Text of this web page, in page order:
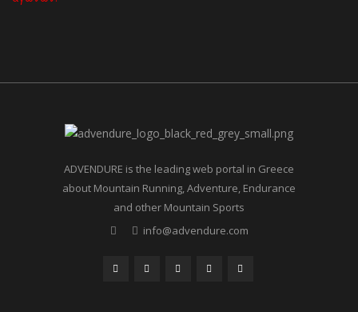
ADVENDURE is the leading web portal in Greece
about Mountain Running, Adventure, Endurance
and other Mountain Sports
info@advendure.com